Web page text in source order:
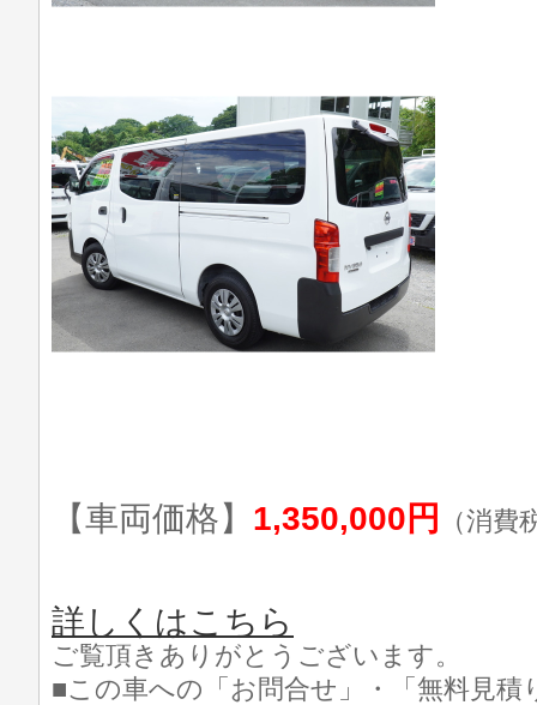
【車両価格】 1,350,000円 （消費
詳しくはこちら
ご覧頂きありがとうございます。
■この車への「お問合せ」・「無料見積